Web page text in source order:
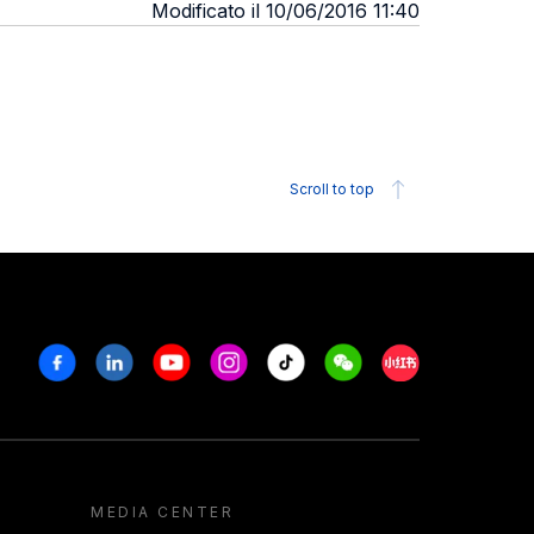
Modificato il 10/06/2016 11:40
Scroll to top
FacebookLinkedinYoutubeInstagram
Tiktok WeechatXiaohongshu/
MEDIA CENTER